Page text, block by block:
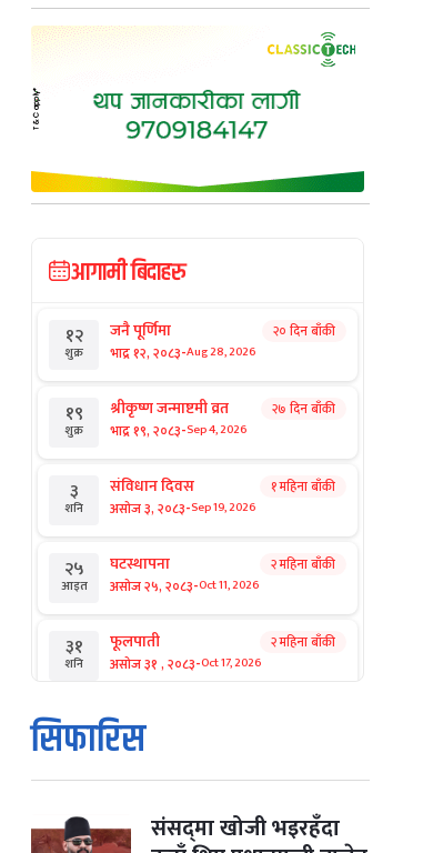
आगामी बिदाहरु
१२
शुक्र
जनै पूर्णिमा
भाद्र १२, २०८३-Aug 28, 2026
२० दिन बाँकी
१९
शुक्र
श्रीकृष्ण जन्माष्टमी व्रत
भाद्र १९, २०८३-Sep 4, 2026
२७ दिन बाँकी
३
शनि
संविधान दिवस
असोज ३, २०८३-Sep 19, 2026
१ महिना बाँकी
२५
आइत
घटस्थापना
असोज २५, २०८३-Oct 11, 2026
२ महिना बाँकी
३१
शनि
फूलपाती
असोज ३१ , २०८३-Oct 17, 2026
२ महिना बाँकी
१
आइत
कार्तिक सङ्क्रान्ति
कार्तिक १, २०८३
मंगल कार्तिक ३, २०८३-Oct 20, 2026
सिफारिस
संसद्‌मा खोजी भइरहँदा